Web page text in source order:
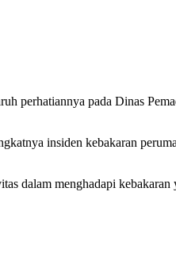
perhatiannya pada Dinas
insiden kebakaran
dalam menghadapi kebakaran